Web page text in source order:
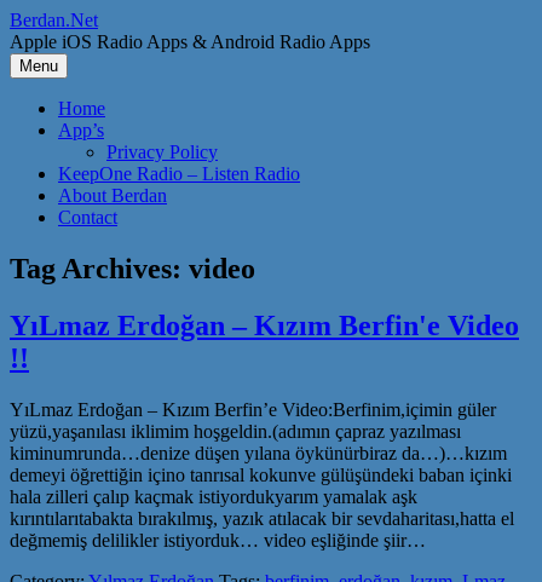
Skip
to
content
Berdan.Net
Apple iOS Radio Apps & Android Radio Apps
Menu
Home
App’s
Privacy Policy
KeepOne Radio – Listen Radio
About Berdan
Contact
Tag Archives: video
YıLmaz Erdoğan – Kızım Berfin'e Video
!!
YıLmaz Erdoğan – Kızım Berfin’e Video:Berfinim,içimin güler
yüzü,yaşanılası iklimim hoşgeldin.(adımın çapraz yazılması
kiminumrunda…denize düşen yılana öykünürbiraz da…)…kızım
demeyi öğrettiğin içino tanrısal kokunve gülüşündeki baban içinki
hala zilleri çalıp kaçmak istiyordukyarım yamalak aşk
kırıntılarıtabakta bırakılmış, yazık atılacak bir sevdaharitası,hatta el
değmemiş delilikler istiyorduk… video eşliğinde şiir…